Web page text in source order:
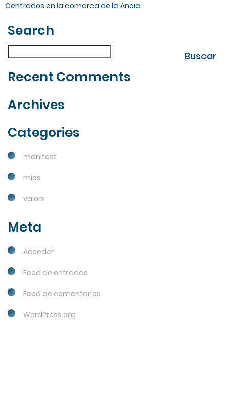
Centrados en la comarca de la Anoia
Search
Buscar
Buscar
Recent Comments
Archives
Categories
manifest
mips
valors
Meta
Acceder
Feed de entradas
Feed de comentarios
WordPress.org